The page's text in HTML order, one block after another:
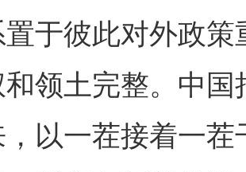
于彼此对外政
领土完整。中
以一茬接着一